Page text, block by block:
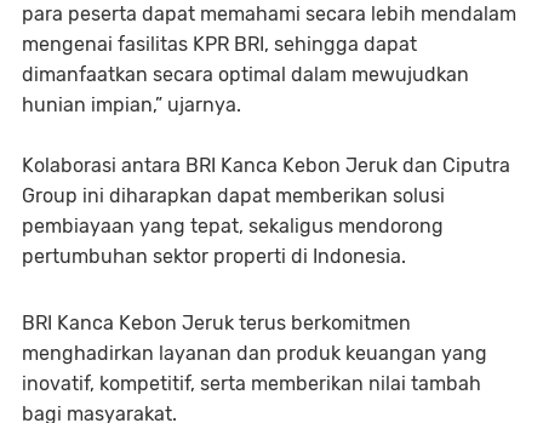
para peserta dapat memahami secara lebih mendalam
mengenai fasilitas KPR BRI, sehingga dapat
dimanfaatkan secara optimal dalam mewujudkan
hunian impian,” ujarnya.
Kolaborasi antara BRI Kanca Kebon Jeruk dan Ciputra
Group ini diharapkan dapat memberikan solusi
pembiayaan yang tepat, sekaligus mendorong
pertumbuhan sektor properti di Indonesia.
BRI Kanca Kebon Jeruk terus berkomitmen
menghadirkan layanan dan produk keuangan yang
inovatif, kompetitif, serta memberikan nilai tambah
bagi masyarakat.